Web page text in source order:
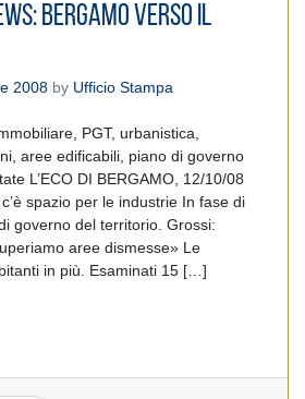
BERGAMO VERSO IL
2008 by Ufficio Stampa
PGT, urbanistica,
aree edificabili, piano di governo
L’ECO DI BERGAMO, 12/10/08
spazio per le industrie In fase di
governo del territorio. Grossi:
aree dismesse» Le
in più. Esaminati 15 […]